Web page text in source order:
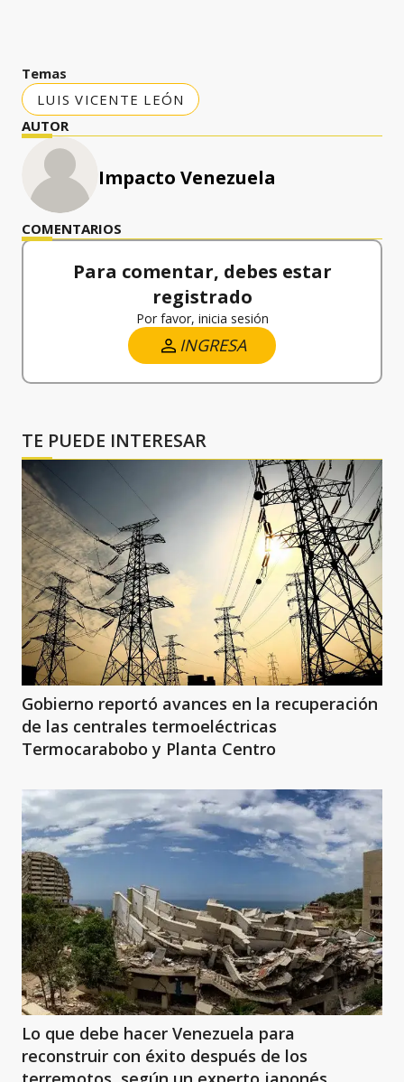
Temas
LUIS VICENTE LEÓN
AUTOR
Impacto Venezuela
COMENTARIOS
Para comentar, debes estar
registrado
Por favor, inicia sesión
INGRESA
TE PUEDE INTERESAR
Gobierno reportó avances en la recuperación
de las centrales termoeléctricas
Termocarabobo y Planta Centro
Lo que debe hacer Venezuela para
reconstruir con éxito después de los